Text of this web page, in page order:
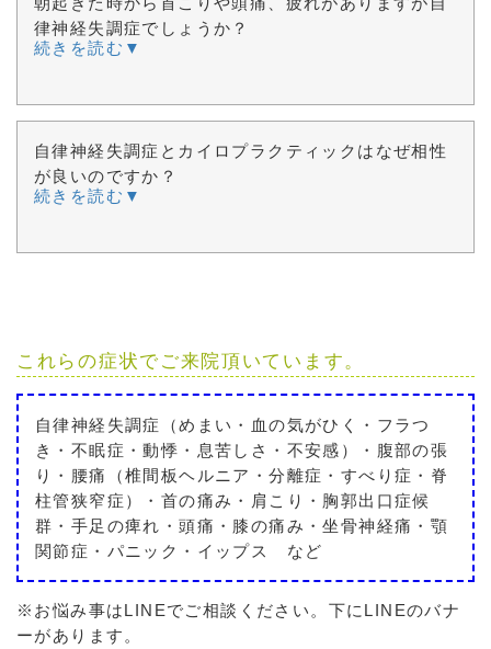
律神経失調症でしょうか？
続きを読む▼
自律神経失調症とカイロプラクティックはなぜ相性
が良いのですか？
続きを読む▼
これらの症状でご来院頂いています。
自律神経失調症（めまい・血の気がひく・フラつ
き・不眠症・動悸・息苦しさ・不安感）・腹部の張
り・腰痛（椎間板ヘルニア・分離症・すべり症・脊
柱管狭窄症）・首の痛み・肩こり・胸郭出口症候
群・手足の痺れ・頭痛・膝の痛み・坐骨神経痛・顎
関節症・パニック・イップス など
※お悩み事はLINEでご相談ください。下にLINEのバナ
ーがあります。